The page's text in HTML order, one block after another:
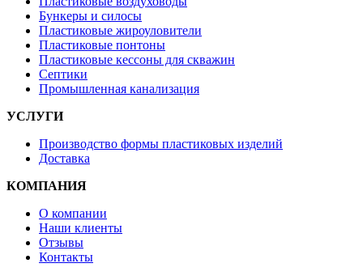
Бункеры и силосы
Пластиковые жироуловители
Пластиковые понтоны
Пластиковые кессоны для скважин
Септики
Промышленная канализация
УСЛУГИ
Производство формы пластиковых изделий
Доставка
КОМПАНИЯ
О компании
Наши клиенты
Отзывы
Контакты